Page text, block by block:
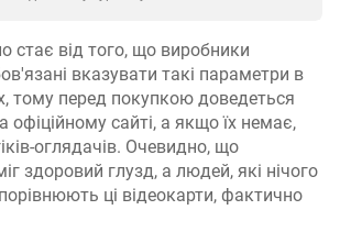
стає від того, що виробники
вказувати такі параметри в
тому перед покупкою доведеться
офіційному сайті, а якщо їх немає,
оглядачів. Очевидно, що
здоровий глузд, а людей, які нічого
ці відеокарти, фактично